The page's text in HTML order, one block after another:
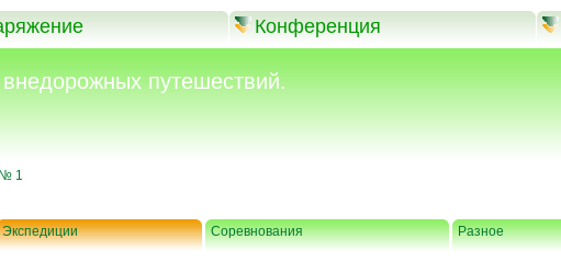
Конференция
путешествий.
1
Экспедиции Соревнования Разное